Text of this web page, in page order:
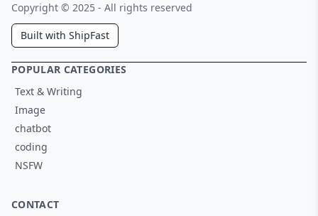
Copyright © 2025 - All rights reserved
Built with ShipFast
POPULAR CATEGORIES
Text & Writing
Image
chatbot
coding
NSFW
CONTACT